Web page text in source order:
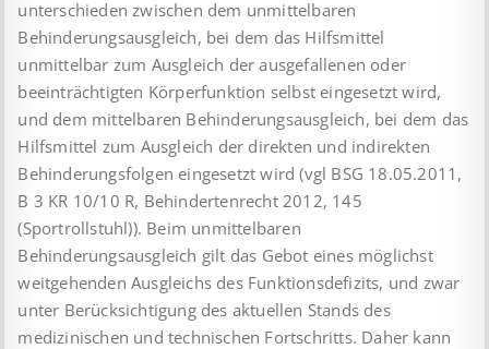
unterschieden zwischen dem unmittelbaren
Behinderungsausgleich, bei dem das Hilfsmittel
unmittelbar zum Ausgleich der ausgefallenen oder
beeinträchtigten Körperfunktion selbst eingesetzt wird,
und dem mittelbaren Behinderungsausgleich, bei dem das
Hilfsmittel zum Ausgleich der direkten und indirekten
Behinderungsfolgen eingesetzt wird (vgl BSG 18.05.2011,
B 3 KR 10/10 R, Behindertenrecht 2012, 145
(Sportrollstuhl)). Beim unmittelbaren
Behinderungsausgleich gilt das Gebot eines möglichst
weitgehenden Ausgleichs des Funktionsdefizits, und zwar
unter Berücksichtigung des aktuellen Stands des
medizinischen und technischen Fortschritts. Daher kann